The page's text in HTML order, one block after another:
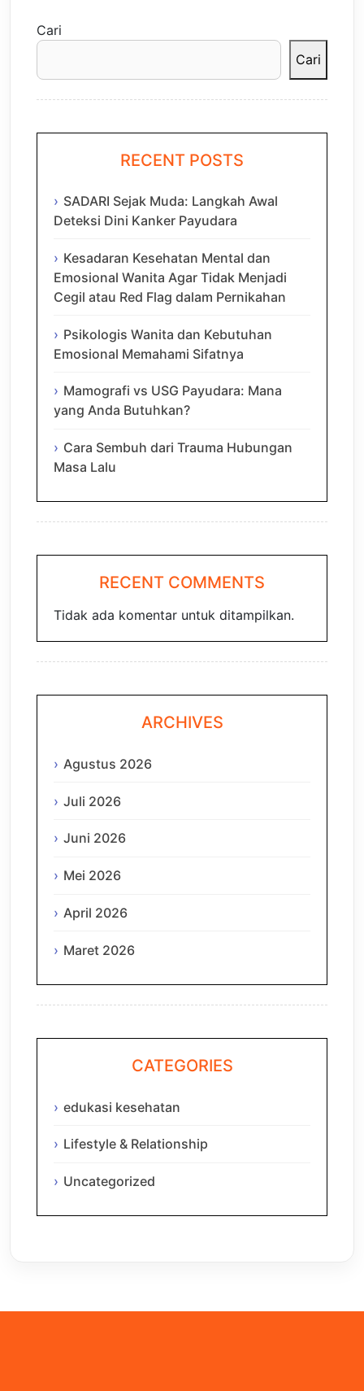
Cari
Cari
RECENT POSTS
SADARI Sejak Muda: Langkah Awal
Deteksi Dini Kanker Payudara
Kesadaran Kesehatan Mental dan
Emosional Wanita Agar Tidak Menjadi
Cegil atau Red Flag dalam Pernikahan
Psikologis Wanita dan Kebutuhan
Emosional Memahami Sifatnya
Mamografi vs USG Payudara: Mana
yang Anda Butuhkan?
Cara Sembuh dari Trauma Hubungan
Masa Lalu
RECENT COMMENTS
Tidak ada komentar untuk ditampilkan.
ARCHIVES
Agustus 2026
Juli 2026
Juni 2026
Mei 2026
April 2026
Maret 2026
CATEGORIES
edukasi kesehatan
Lifestyle & Relationship
Uncategorized